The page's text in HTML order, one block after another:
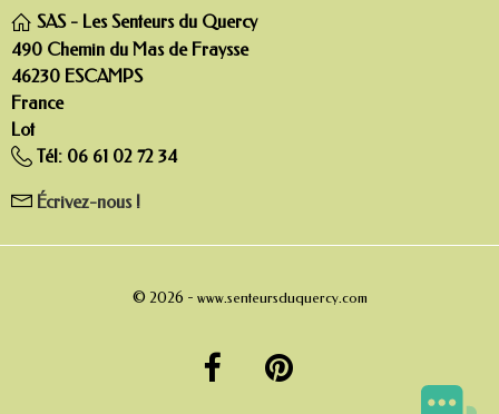
SAS - Les Senteurs du Quercy
490 Chemin du Mas de Fraysse
46230 ESCAMPS
France
Lot
Tél: 06 61 02 72 34
Écrivez-nous !
© 2026 - www.senteursduquercy.com